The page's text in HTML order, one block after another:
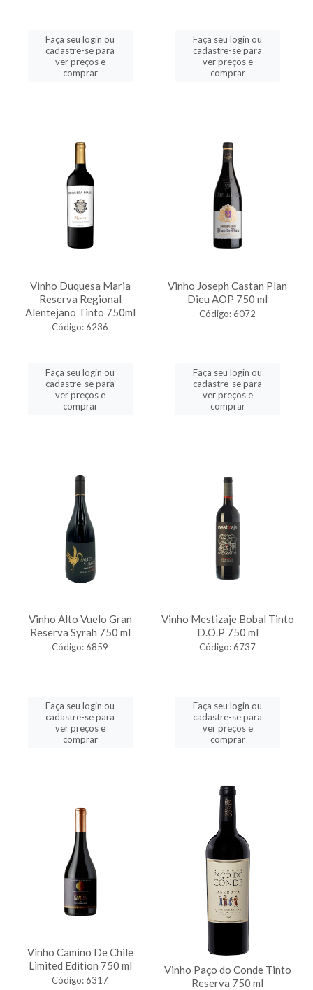
Faça seu login ou
cadastre-se para
ver preços e
comprar
Faça seu login ou
cadastre-se para
ver preços e
comprar
Vinho Duquesa Maria
Reserva Regional
Alentejano Tinto 750ml
Código: 6236
Faça seu login ou
cadastre-se para
ver preços e
comprar
Vinho Joseph Castan Plan
Dieu AOP 750 ml
Código: 6072
Faça seu login ou
cadastre-se para
ver preços e
comprar
Vinho Alto Vuelo Gran
Reserva Syrah 750 ml
Código: 6859
Faça seu login ou
cadastre-se para
ver preços e
comprar
Vinho Mestizaje Bobal Tinto
D.O.P 750 ml
Código: 6737
Faça seu login ou
cadastre-se para
ver preços e
comprar
Vinho Camino De Chile
Limited Edition 750 ml
Código: 6317
Vinho Paço do Conde Tinto
Reserva 750 ml